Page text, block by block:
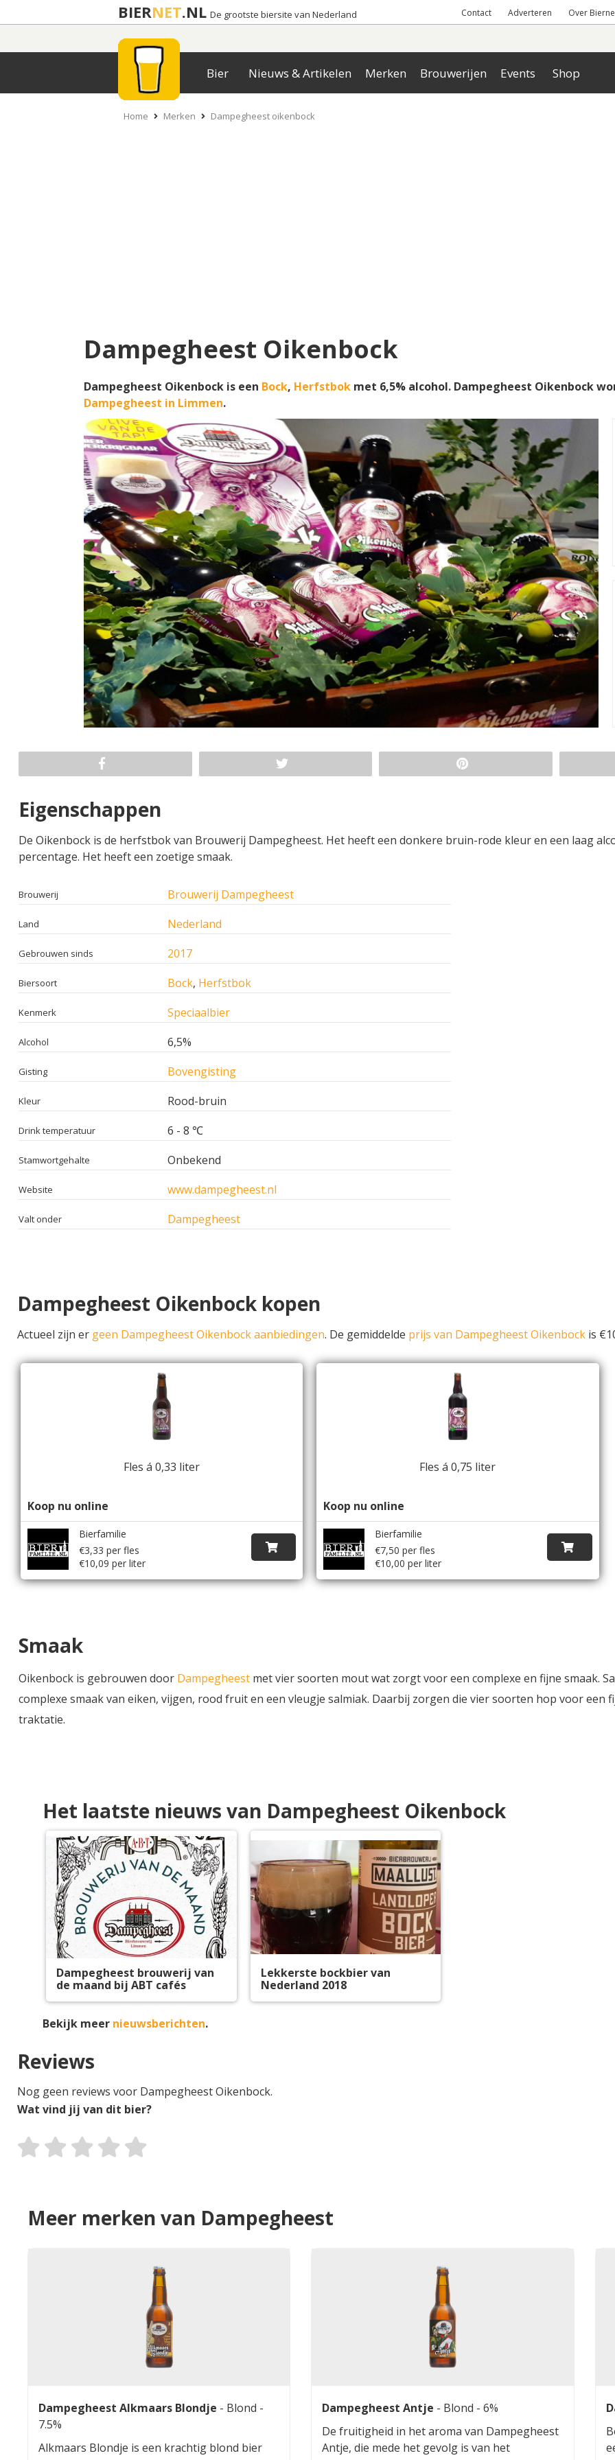
BIERNET.NL De grootste biersite van Nederland Contact Adverteren Over
Bier Nieuws & Artikelen Merken Brouwerijen Events Shop
Home Merken Dampegheest oikenbock
Dampegheest Oikenbock
Dampegheest Oikenbock is een Bock, Herfstbok met 6,5% alcohol. Dampegheest Oikenbock
Dampegheest in Limmen.
Eigenschappen
De Oikenbock is de herfstbok van Brouwerij Dampegheest. Het heeft een donkere bruin-rode kleur en een laag
percentage. Het heeft een zoetige smaak.
Brouwerij Brouwerij Dampegheest
Land Nederland
Gebrouwen sinds 2017
Biersoort Bock, Herfstbok
Kenmerk Speciaalbier
Alcohol 6,5%
Gisting Bovengisting
Kleur Rood-bruin
Drink temperatuur 6 - 8 ℃
Stamwortgehalte Onbekend
Website www.dampegheest.nl
Valt onder Dampegheest
Dampegheest Oikenbock kopen
Actueel zijn er geen Dampegheest Oikenbock aanbiedingen. De gemiddelde prijs van Dampegheest Oikenbock is
Fles á 0,33 liter
Koop nu online
Bierfamilie
€3,33 per fles
€10,09 per liter
Fles á 0,75 liter
Koop nu online
Bierfamilie
€7,50 per fles
€10,00 per liter
Smaak
Oikenbock is gebrouwen door Dampegheest met vier soorten mout wat zorgt voor een complexe en fijne smaak.
complexe smaak van eiken, vijgen, rood fruit en een vleugje salmiak. Daarbij zorgen die vier soorten hop voor een
traktatie.
Het laatste nieuws van Dampegheest Oikenbock
Dampegheest brouwerij van
de maand bij ABT cafés
Lekkerste bockbier van
Nederland 2018
Bekijk meer nieuwsberichten.
Reviews
Nog geen reviews voor Dampegheest Oikenbock.
Wat vind jij van dit bier?
Meer merken van Dampegheest
Dampegheest Alkmaars Blondje - Blond -
7.5%
Alkmaars Blondje is een krachtig blond bier
Dampegheest Antje - Blond - 6%
De fruitigheid in het aroma van Dampegheest
Antje, die mede het gevolg is van het